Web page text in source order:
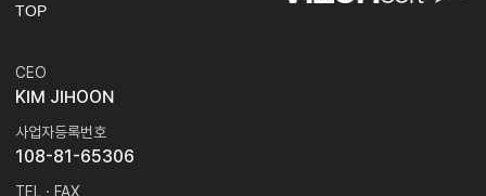
TOP
CEO
KIM JIHOON
사업자등록번호
108-81-65306
TEL · FAX